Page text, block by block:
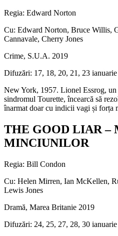
Regia: Edward Norton
Cu: Edward Norton, Bruce Willis,
Cannavale, Cherry Jones
Crime, S.U.A. 2019
Difuzări: 17, 18, 20, 21, 23 ianuarie
New York, 1957. Lionel Essrog,
sindromul Tourette, încearcă să
înarmat doar cu indicii vagi și forța
THE GOOD LIAR –
MINCIUNILOR
Regia: Bill Condon
Cu: Helen Mirren, Ian McKellen,
Lewis Jones
Dramă, Marea Britanie 2019
Difuzări: 24, 25, 27, 28, 30 ianuarie